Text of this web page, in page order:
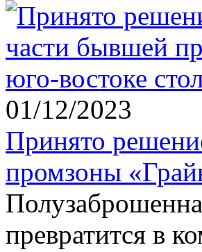
01/12/2023
Принято
промзоны
превратится в